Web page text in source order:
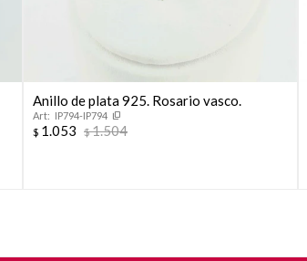
Anillo de plata 925. Rosario vasco.
IP794-IP794
$ 1.053 $1.504